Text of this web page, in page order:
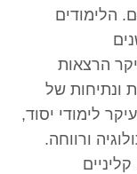
הלימודים
הרצאות
ונתיחות של
לימודי יסוד,
ורווחה.